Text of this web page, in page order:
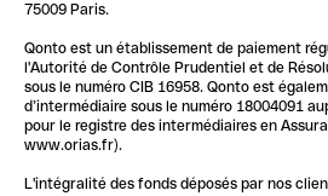
75009 Paris.
Qonto est un établissement de paiement
l'Autorité de Contrôle Prudentiel et de
sous le numéro CIB 16958. Qonto est
d’intermédiaire sous le numéro 18004091
pour le registre des intermédiaires en
www.orias.fr).
L'intégralité des fonds déposés par nos